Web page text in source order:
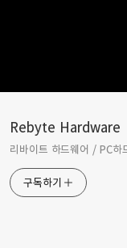
Rebyte Hardware
리바이트 하드웨어 / PC
구독하기